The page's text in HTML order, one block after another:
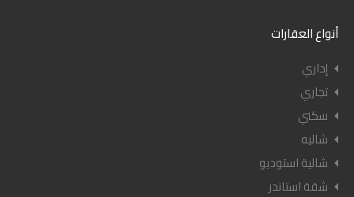
أنواع العقارات
إداري
تجاري
سكني
شاليه
شالية استوديو
شقة استاندر